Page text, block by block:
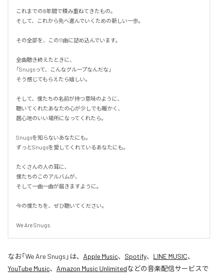
これまでの8年間で積み重ねてきたもの。
そして、これから先へ進んでいくための新しい一歩。
その全部を、この11曲に詰め込んでいます。
全曲聴き終えたときに、
「Snugsって、こんなグループなんだな」
そう感じてもらえたら嬉しい。
そして、僕たちの名前が持つ意味のように、
聴いてくれたあなたの心が少しでも暖かく、
居心地のいい場所になってくれたら。
Snugsを知らないあなたにも。
ずっとSnugsを愛してくれているあなたにも。
たくさんの人の耳に、
僕たちのこのアルバムが、
そして一曲一曲が届きますように。
今の僕たちを、ぜひ聴いてください。
We Are Snugs.
なお「We Are Snugs 」は、 Apple Music、 Spotify、 LINE MUSIC、
YouTube Music、 Amazon Music Unlimitedなどの音楽配信サービスで